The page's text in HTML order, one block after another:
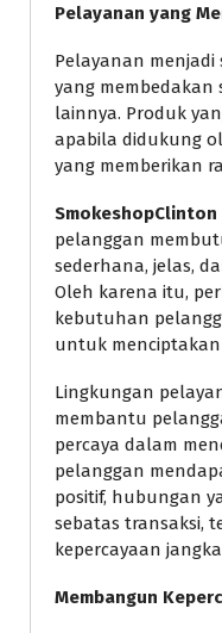
Pelayanan yang
Pelayanan
yang membedakan
lainnya. Produk
apabila didukung
yang memberikan
SmokeshopClinton
pelanggan
sederhana, jelas,
Oleh karena itu,
kebutuhan
untuk
Lingkungan
membantu
percaya dalam
pelanggan
positif, hubungan
sebatas transaksi,
kepercayaan
Membangun